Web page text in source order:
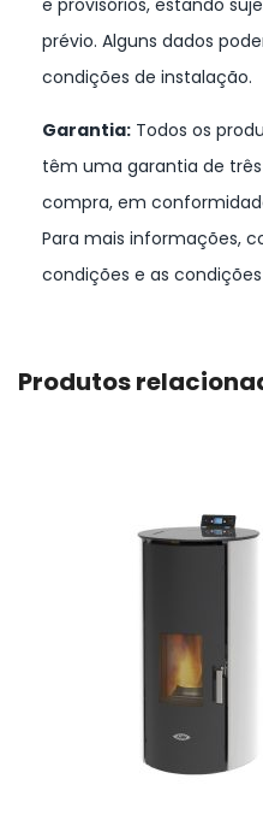
prévio. Alguns dados
condições de instalação.
Garantia: Todos os
têm uma garantia de
compra, em
Para mais informações,
condições e as
Produtos